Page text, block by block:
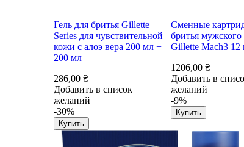
Гель для бритья Gillette
Series для чувствительной
кожи с алоэ вера 200 мл +
200 мл
286,00 ₴
Добавить в список
желаний
-30%
Купить
Сменные
бритья мужского
Gillette Mach3 12
1206,00 ₴
Добавить в
желаний
-9%
Купить